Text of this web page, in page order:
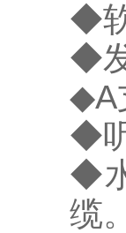
◆
◆
◆A
◆
◆
缆